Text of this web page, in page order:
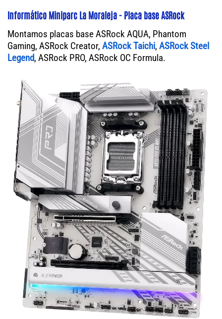
Informático Miniparc La Moraleja - Placa base ASRock
Montamos placas base ASRock AQUA, Phantom
Gaming, ASRock Creator, ASRock Taichi, ASRock Steel
Legend, ASRock PRO, ASRock OC Formula.